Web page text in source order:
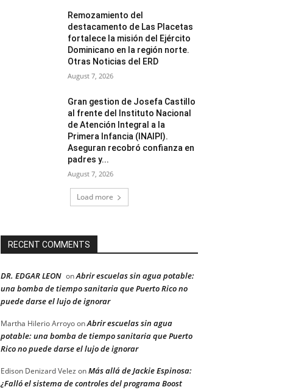
Remozamiento del
destacamento de Las Placetas
fortalece la misión del Ejército
Dominicano en la región norte.
Otras Noticias del ERD
August 7, 2026
Gran gestion de Josefa Castillo
al frente del Instituto Nacional
de Atención Integral a la
Primera Infancia (INAIPI).
Aseguran recobró confianza en
padres y...
August 7, 2026
Load more
RECENT COMMENTS
DR. EDGAR LEON onAbrir escuelas sin agua potable:
una bomba de tiempo sanitaria que Puerto Rico no
puede darse el lujo de ignorar
Martha Hilerio ArroyoonAbrir escuelas sin agua
potable: una bomba de tiempo sanitaria que Puerto
Rico no puede darse el lujo de ignorar
Edison Denizard Velez onMás allá de Jackie Espinosa:
¿Falló el sistema de controles del programa Boost